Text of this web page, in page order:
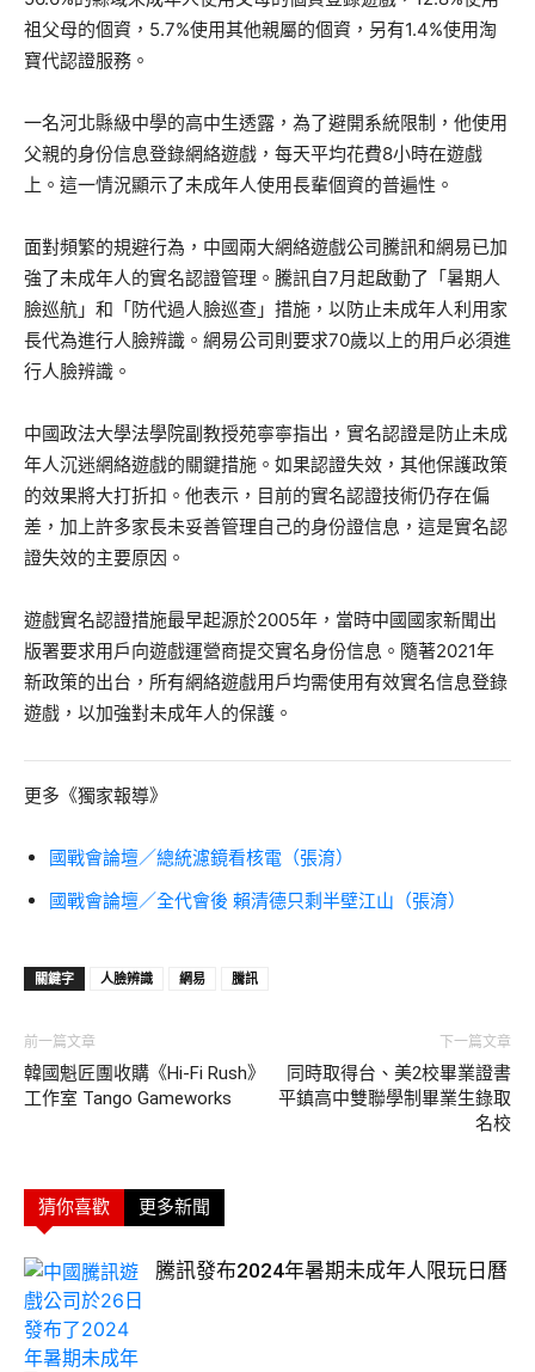
祖父母的個資，5.7%使用其他親屬的個資，另有1.4%使用淘
寶代認證服務。
一名河北縣級中學的高中生透露，為了避開系統限制，他使用
父親的身份信息登錄網絡遊戲，每天平均花費8小時在遊戲
上。這一情況顯示了未成年人使用長輩個資的普遍性。
面對頻繁的規避行為，中國兩大網絡遊戲公司騰訊和網易已加
強了未成年人的實名認證管理。騰訊自7月起啟動了「暑期人
臉巡航」和「防代過人臉巡查」措施，以防止未成年人利用家
長代為進行人臉辨識。網易公司則要求70歲以上的用戶必須進
行人臉辨識。
中國政法大學法學院副教授苑寧寧指出，實名認證是防止未成
年人沉迷網絡遊戲的關鍵措施。如果認證失效，其他保護政策
的效果將大打折扣。他表示，目前的實名認證技術仍存在偏
差，加上許多家長未妥善管理自己的身份證信息，這是實名認
證失效的主要原因。
遊戲實名認證措施最早起源於2005年，當時中國國家新聞出
版署要求用戶向遊戲運營商提交實名身份信息。隨著2021年
新政策的出台，所有網絡遊戲用戶均需使用有效實名信息登錄
遊戲，以加強對未成年人的保護。
更多《獨家報導》
國戰會論壇／總統濾鏡看核電（張淯）
國戰會論壇／全代會後 賴清德只剩半壁江山（張淯）
關鍵字 人臉辨識 網易 騰訊
前一篇文章
韓國魁匠團收購《Hi-Fi Rush》
工作室 Tango Gameworks
下一篇文章
同時取得台、美2校畢業證書
平鎮高中雙聯學制畢業生錄取
名校
猜你喜歡 更多新聞
騰訊發布2024年暑期未成年人限玩日曆